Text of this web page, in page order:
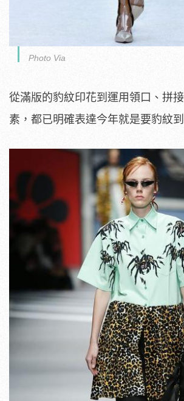
Photo Via
從滿版的豹紋印花到運用領口、拼
素，都已明確表達今年就是要豹紋到